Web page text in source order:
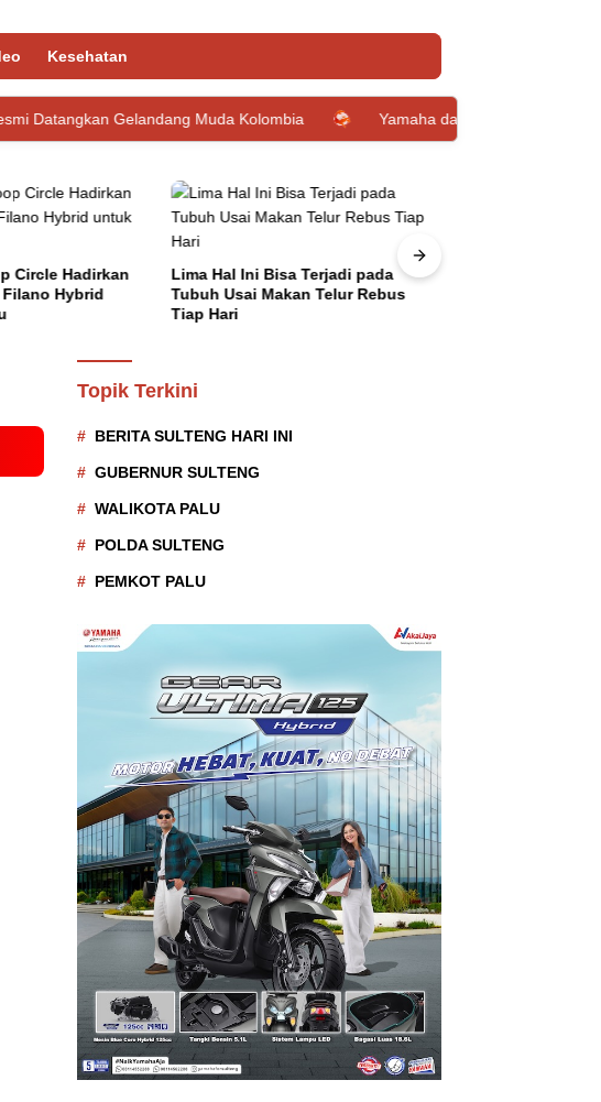
Kesehatan
Gelandang Muda Kolombia Yamaha dan Loop Circle Hadirkan
Circle Hadirkan
Hybrid
Lima Hal Ini Bisa Terjadi pada
Tubuh Usai Makan Telur Rebus
Tiap Hari
Topik Terkini
BERITA SULTENG HARI INI
GUBERNUR SULTENG
WALIKOTA PALU
POLDA SULTENG
PEMKOT PALU